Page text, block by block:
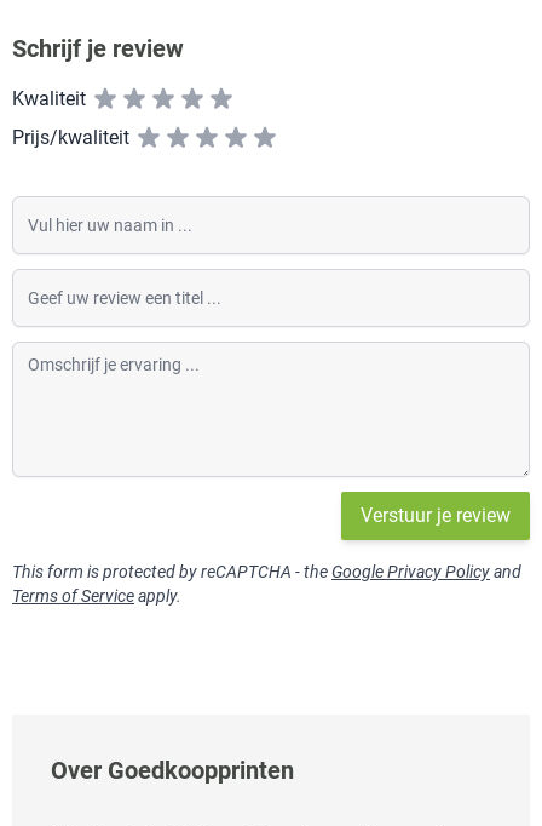
Schrijf je review
Kwaliteit
Prijs/kwaliteit
Vul hier uw naam in
Geef uw review een titel
Omschrijf je ervaring
Verstuur je review
This form is protected by reCAPTCHA - the Google Privacy Policyand
Terms of Serviceapply.
Over Goedkoopprinten